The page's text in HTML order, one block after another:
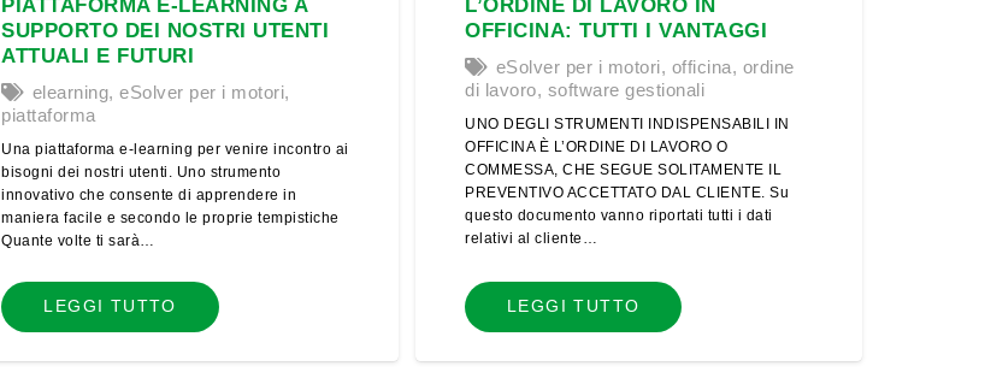
PIATTAFORMA E-LEARNING A
SUPPORTO DEI NOSTRI UTENTI
ATTUALI E FUTURI
elearning,eSolver per i motori,
piattaforma
Una piattaforma e-learning per venire incontro ai
bisogni dei nostri utenti. Uno strumento
innovativo che consente di apprendere in
maniera facile e secondo le proprie tempistiche
Quante volte ti sarà…
LEGGI TUTTO
L’ORDINE DI LAVORO IN
OFFICINA: TUTTI I VANTAGGI
eSolver per i motori, officina, ordine
di lavoro, software gestionali
UNO DEGLI STRUMENTI INDISPENSABILI IN
OFFICINA È L’ORDINE DI LAVORO O
COMMESSA, CHE SEGUE SOLITAMENTE IL
PREVENTIVO ACCETTATO DAL CLIENTE. Su
questo documento vanno riportati tutti i dati
relativi al cliente…
LEGGI TUTTO